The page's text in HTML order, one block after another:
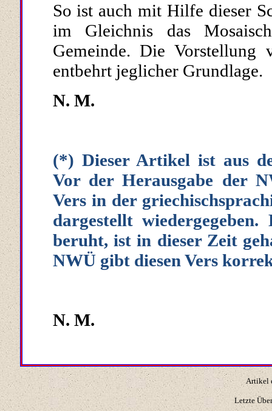
So ist auch mit Hilfe dieser
im Gleichnis das
Gemeinde. Die Vorstellung
entbehrt jeglicher Grundlage.
N. M.
(*) Dieser Artikel ist aus
Vor der Herausgabe der
Vers in der
dargestellt
beruht, ist in dieser Zeit
NWÜ gibt diesen Vers
N. M.
Artikel
Letzte